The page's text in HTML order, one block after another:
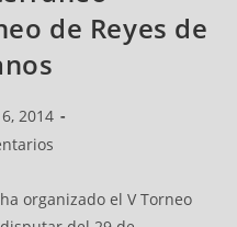
de Reyes de
2014
organizado el V Torneo